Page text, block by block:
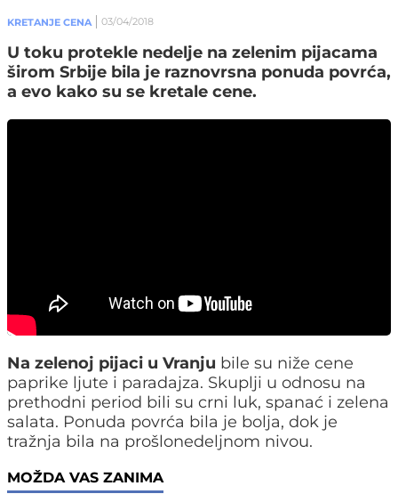
KRETANJE CENA 03/04/2018
U toku protekle nedelje na zelenim pijacama
širom Srbije bila je raznovrsna ponuda povrća,
a evo kako su se kretale cene.
Na zelenoj pijaci u Vranju bile su niže cene
paprike ljute i paradajza. Skuplji u odnosu na
prethodni period bili su crni luk, spanać i zelena
salata. Ponuda povrća bila je bolja, dok je
tražnja bila na prošlonedeljnom nivou.
MOŽDA VAS ZANIMA